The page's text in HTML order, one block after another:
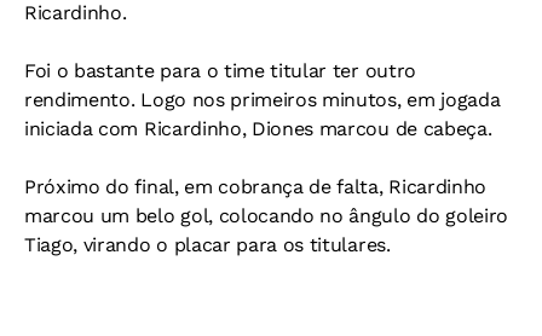
Ricardinho.
Foi o bastante para o time titular ter outro
rendimento. Logo nos primeiros minutos, em jogada
iniciada com Ricardinho, Diones marcou de cabeça.
Próximo do final, em cobrança de falta, Ricardinho
marcou um belo gol, colocando no ângulo do goleiro
Tiago, virando o placar para os titulares.